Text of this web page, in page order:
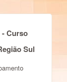
- Curso
Sul